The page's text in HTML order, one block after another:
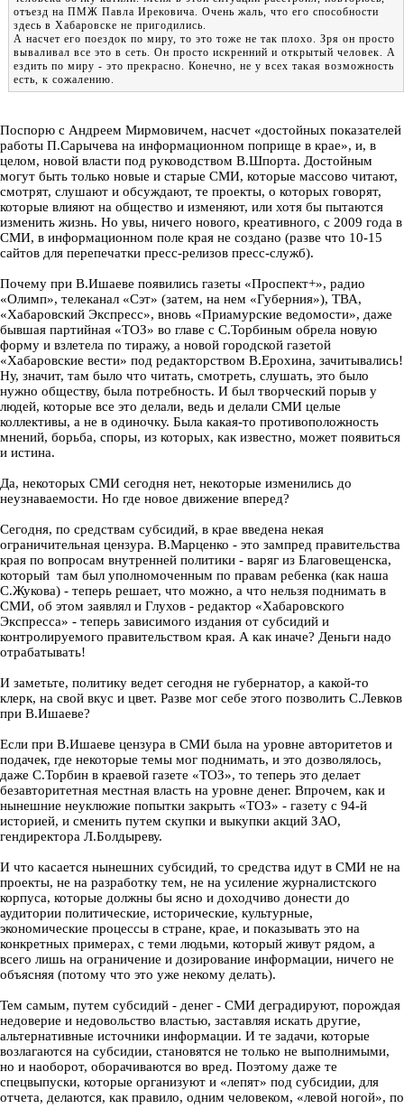
отъезд на ПМЖ Павла Ирековича. Очень жаль, что его способности
здесь в Хабаровске не пригодились.
А насчет его поездок по миру, то это тоже не так плохо. Зря он просто
вываливал все это в сеть. Он просто искренний и открытый человек. А
ездить по миру - это прекрасно. Конечно, не у всех такая возможность
есть, к сожалению.
Поспорю с Андреем Мирмовичем, насчет «достойных показателей
работы П.Сарычева на информационном поприще в крае», и, в
целом, новой власти под руководством В.Шпорта. Достойным
могут быть только новые и старые СМИ, которые массово читают,
смотрят, слушают и обсуждают, те проекты, о которых говорят,
которые влияют на общество и изменяют, или хотя бы пытаются
изменить жизнь. Но увы, ничего нового, креативного, с 2009 года в
СМИ, в информационном поле края не создано (разве что 10-15
сайтов для перепечатки пресс-релизов пресс-служб).
Почему при В.Ишаеве появились газеты «Проспект+», радио
«Олимп», телеканал «Сэт» (затем, на нем «Губерния»), ТВА,
«Хабаровский Экспресс», вновь «Приамурские ведомости», даже
бывшая партийная «ТОЗ» во главе с С.Торбиным обрела новую
форму и взлетела по тиражу, а новой городской газетой
«Хабаровские вести» под редакторством В.Ерохина, зачитывались!
Ну, значит, там было что читать, смотреть, слушать, это было
нужно обществу, была потребность. И был творческий порыв у
людей, которые все это делали, ведь и делали СМИ целые
коллективы, а не в одиночку. Была какая-то противоположность
мнений, борьба, споры, из которых, как известно, может появиться
и истина.
Да, некоторых СМИ сегодня нет, некоторые изменились до
неузнаваемости. Но где новое движение вперед?
Сегодня, по средствам субсидий, в крае введена некая
ограничительная цензура. В.Марценко - это зампред правительства
края по вопросам внутренней политики - варяг из Благовещенска,
который там был уполномоченным по правам ребенка (как наша
С.Жукова) - теперь решает, что можно, а что нельзя поднимать в
СМИ, об этом заявлял и Глухов - редактор «Хабаровского
Экспресса» - теперь зависимого издания от субсидий и
контролируемого правительством края. А как иначе? Деньги надо
отрабатывать!
И заметьте, политику ведет сегодня не губернатор, а какой-то
клерк, на свой вкус и цвет. Разве мог себе этого позволить С.Левков
при В.Ишаеве?
Если при В.Ишаеве цензура в СМИ была на уровне авторитетов и
подачек, где некоторые темы мог поднимать, и это дозволялось,
даже С.Торбин в краевой газете «ТОЗ», то теперь это делает
безавторитетная местная власть на уровне денег. Впрочем, как и
нынешние неуклюжие попытки закрыть «ТОЗ» - газету с 94-й
историей, и сменить путем скупки и выкупки акций ЗАО,
гендиректора Л.Болдыреву.
И что касается нынешних субсидий, то средства идут в СМИ не на
проекты, не на разработку тем, не на усиление журналистского
корпуса, которые должны бы ясно и доходчиво донести до
аудитории политические, исторические, культурные,
экономические процессы в стране, крае, и показывать это на
конкретных примерах, с теми людьми, который живут рядом, а
всего лишь на ограничение и дозирование информации, ничего не
объясняя (потому что это уже некому делать).
Тем самым, путем субсидий - денег - СМИ деградируют, порождая
недоверие и недовольство властью, заставляя искать другие,
альтернативные источники информации. И те задачи, которые
возлагаются на субсидии, становятся не только не выполнимыми,
но и наоборот, оборачиваются во вред. Поэтому даже те
спецвыпуски, которые организуют и «лепят» под субсидии, для
отчета, делаются, как правило, одним человеком, «левой ногой», по